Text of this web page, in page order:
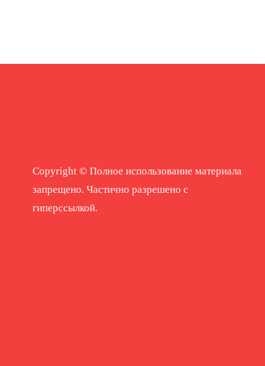
Copyright © Полное использование материала
запрещено. Частично разрешено с
гиперссылкой.